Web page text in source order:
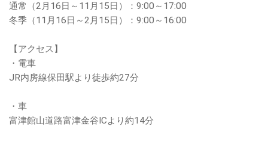
通常（2月16日～11月15日）：9:00～17:00
冬季（11月16日～2月15日）：9:00～16:00
【アクセス】
・電車
JR内房線保田駅より徒歩約27分
・車
富津館山道路富津金谷ICより約14分